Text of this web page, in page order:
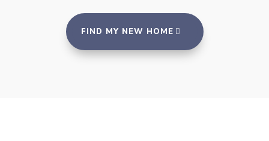
FIND MY NEW HOME